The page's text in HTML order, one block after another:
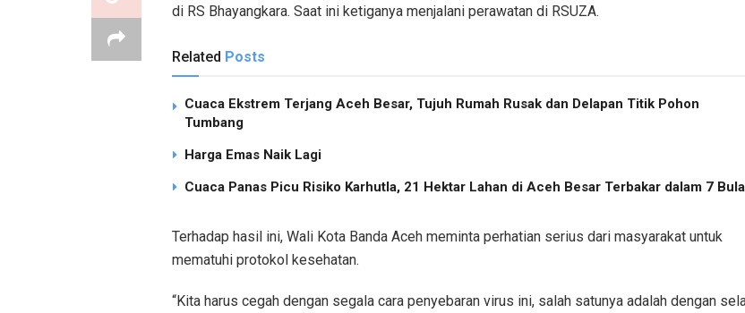
di RS Bhayangkara. Saat ini ketiganya menjalani perawatan di RSUZA.
Related Posts
Cuaca Ekstrem Terjang Aceh Besar, Tujuh Rumah Rusak dan Delapan Titik Pohon
Tumbang
Harga Emas Naik Lagi
Cuaca Panas Picu Risiko Karhutla, 21 Hektar Lahan di Aceh Besar Terbakar dalam 7
Terhadap hasil ini, Wali Kota Banda Aceh meminta perhatian serius dari masyarakat untuk
mematuhi protokol kesehatan.
“Kita harus cegah dengan segala cara penyebaran virus ini, salah satunya adalah dengan